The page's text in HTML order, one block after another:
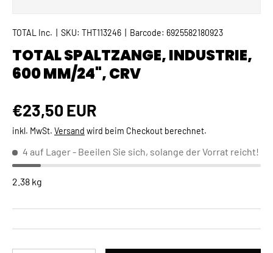
TOTAL Inc. SKU: THT113246 Barcode: 6925582180923
TOTAL SPALTZANGE, INDUSTRIE,
600 MM/24", CRV
Normaler Preis
€23,50 EUR
inkl. MwSt. Versand wird beim Checkout berechnet.
4 auf Lager- Beeilen Sie sich, solange der Vorrat reicht!
2.38 kg